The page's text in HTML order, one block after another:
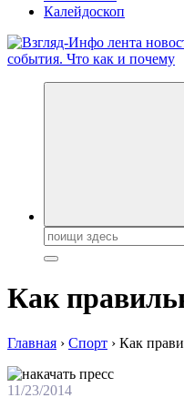
Калейдоскоп
Обо всем и обо всех, что
Поиск:
Как
Главная › Спорт › Как
11/23/2014